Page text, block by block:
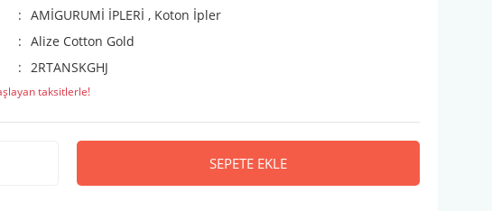
AMİGURUMİ İPLERİ , Koton İpler
Alize Cotton Gold
2RTANSKGHJ
taksitlerle!
SEPETE EKLE